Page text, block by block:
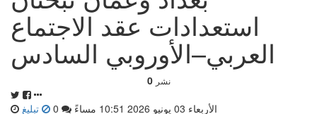
استعدادات عقد الاجتماع
العربي–الأوروبي السادس
0 نشر
الأربعاء 03 يونيو 2026 10:51 مساءً تبليغ